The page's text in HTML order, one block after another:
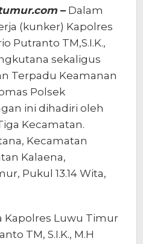
– Dalam
(kunker) Kapolres
Putranto TM,S.I.K.,
sekaligus
Terpadu Keamanan
Polsek
ini dihadiri oleh
Kecamatan.
Kecamatan
Kalaena,
Pukul 13.14 Wita,
Kapolres Luwu Timur
TM, S.I.K., M.H